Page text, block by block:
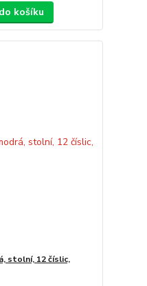
košíku
stolní, 12 číslic,